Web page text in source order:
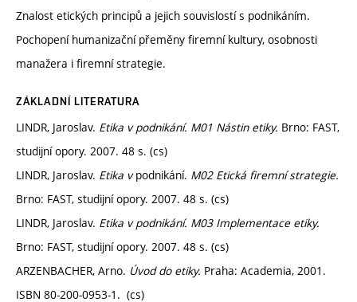
Znalost etických principů a jejich souvislostí s podnikáním.
Pochopení humanizační přeměny firemní kultury, osobnosti
manažera i firemní strategie.
ZÁKLADNÍ LITERATURA
LINDR, Jaroslav. Etika v podnikání. M01 Nástin etiky. Brno: FAST,
studijní opory. 2007. 48 s. (cs)
LINDR, Jaroslav. Etika vpodnikání. M02 Etická firemní strategie.
Brno: FAST, studijní opory. 2007. 48 s. (cs)
LINDR, Jaroslav. Etika v podnikání. M03 Implementace etiky.
Brno: FAST, studijní opory. 2007. 48 s. (cs)
ARZENBACHER, Arno. Úvod do etiky. Praha: Academia, 2001.
ISBN 80-200-0953-1. (cs)